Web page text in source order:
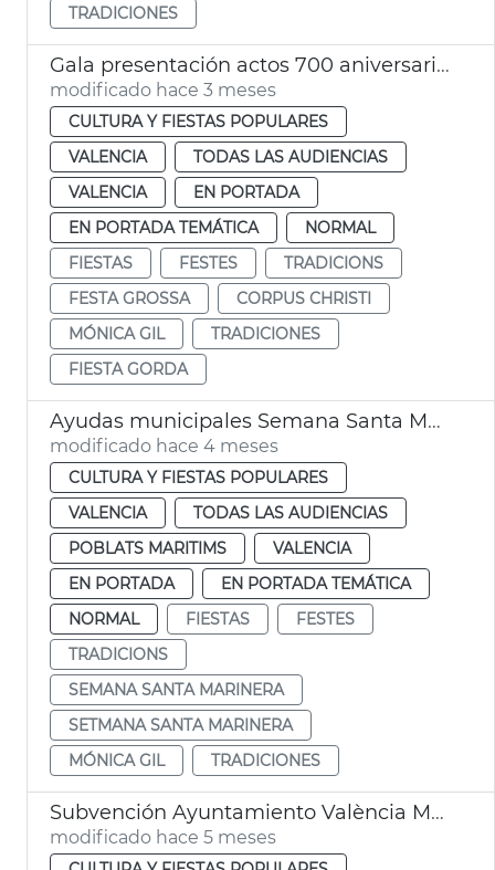
TRADICIONES
Gala presentación actos 700 aniversario Corpus Christi València
modificado hace 3 meses
CULTURA Y FIESTAS POPULARES
VALENCIA
TODAS LAS AUDIENCIAS
VALENCIA
EN PORTADA
EN PORTADA TEMÁTICA
NORMAL
FIESTAS
FESTES
TRADICIONS
FESTA GROSSA
CORPUS CHRISTI
MÓNICA GIL
TRADICIONES
FIESTA GORDA
Ayudas municipales Semana Santa Marinera València
modificado hace 4 meses
CULTURA Y FIESTAS POPULARES
VALENCIA
TODAS LAS AUDIENCIAS
POBLATS MARITIMS
VALENCIA
EN PORTADA
EN PORTADA TEMÁTICA
NORMAL
FIESTAS
FESTES
TRADICIONS
SEMANA SANTA MARINERA
SETMANA SANTA MARINERA
MÓNICA GIL
TRADICIONES
Subvención Ayuntamiento València Moros y Cristianos Marítimo
modificado hace 5 meses